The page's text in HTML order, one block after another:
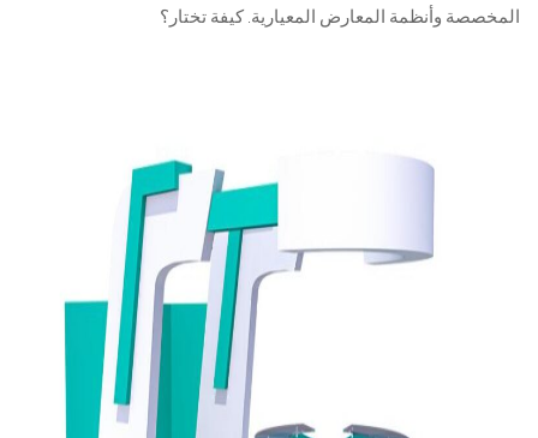
المخصصة وأنظمة المعارض المعيارية. كيفة تختار؟